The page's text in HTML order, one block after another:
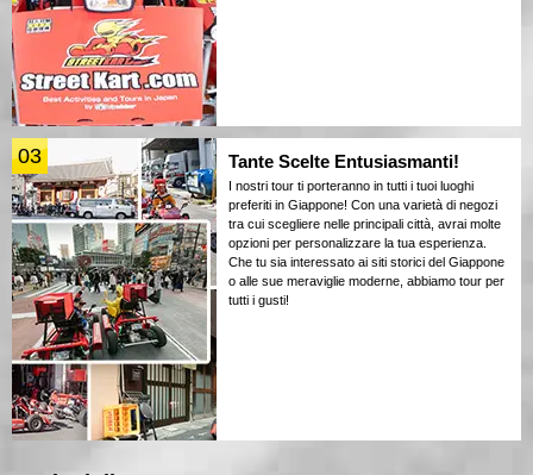
03 Tante Scelte Entusiasmanti!
I nostri tour ti porteranno in tutti i tuoi luoghi
preferiti in Giappone! Con una varietà di negozi
tra cui scegliere nelle principali città, avrai molte
opzioni per personalizzare la tua esperienza.
Che tu sia interessato ai siti storici del Giappone
o alle sue meraviglie moderne, abbiamo tour per
tutti i gusti!